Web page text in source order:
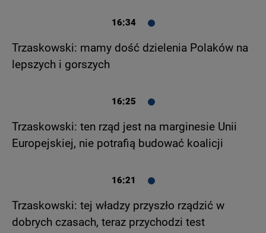
16:34
Trzaskowski: mamy dość dzielenia Polaków na
lepszych i gorszych
16:25
Trzaskowski: ten rząd jest na marginesie Unii
Europejskiej, nie potrafią budować koalicji
16:21
Trzaskowski: tej władzy przyszło rządzić w
dobrych czasach, teraz przychodzi test